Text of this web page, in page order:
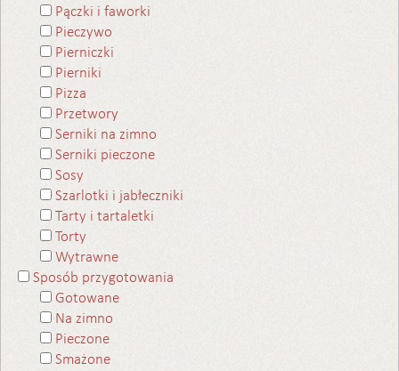
Pączki i faworki
Pieczywo
Pierniczki
Pierniki
Pizza
Przetwory
Serniki na zimno
Serniki pieczone
Sosy
Szarlotki i jabłeczniki
Tarty i tartaletki
Torty
Wytrawne
Sposób przygotowania
Gotowane
Na zimno
Pieczone
Smażone